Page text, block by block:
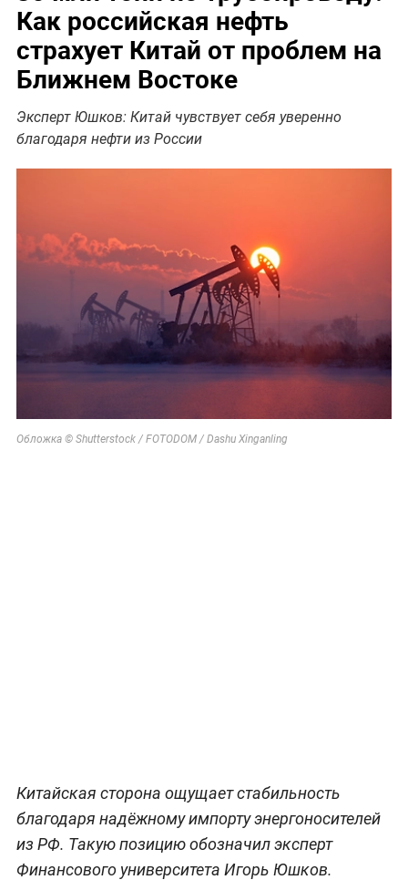
Как российская нефть
страхует Китай от проблем на
Ближнем Востоке
Эксперт Юшков: Китай чувствует себя уверенно
благодаря нефти из России
Обложка © Shutterstock / FOTODOM / Dashu Xinganling
Китайская сторона ощущает стабильность
благодаря надёжному импорту энергоносителей
из РФ. Такую позицию обозначил эксперт
Финансового университета Игорь Юшков.